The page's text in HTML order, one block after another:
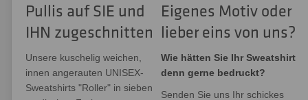
Pullis auf SIE und
IHN zugeschnitten
Unsere kuschelig weichen,
innen angerauten UNISEX-
Sweatshirts "Roller" in sieben
Eigenes Motiv oder
lieber eins von uns?
Wie hätten Sie Ihr Sweatshirt
denn gerne bedruckt?
Senden Sie uns Ihr schickes